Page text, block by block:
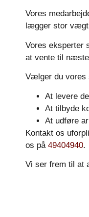
Vores
lægger stor vægt
Vores eksperter
at vente til
Vælger du vores
At levere
At tilbyde
At udføre
Kontakt os
os på49404940.
Vi ser frem til at